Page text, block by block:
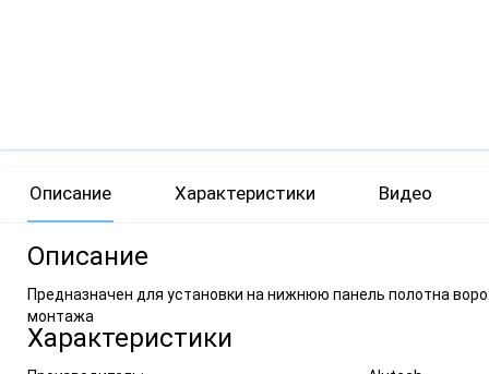
Описание Характеристики Видео
Описание
Предназначен для установки на нижнюю панель полотна
монтажа
Характеристики